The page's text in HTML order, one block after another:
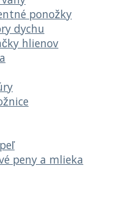
ponožky
dychu
hlienov
peny a mlieka